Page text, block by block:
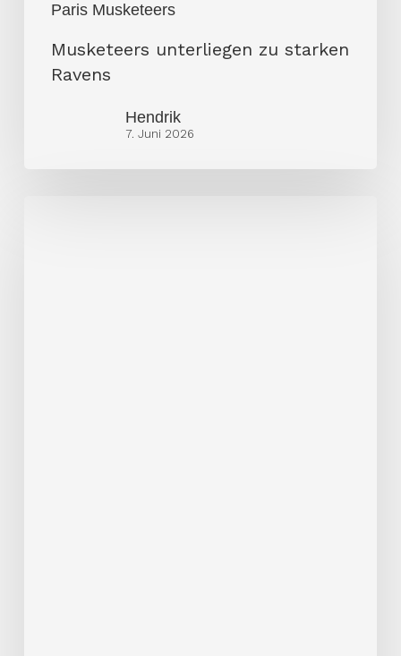
Paris Musketeers
Musketeers unterliegen zu starken
Ravens
Hendrik
7. Juni 2026